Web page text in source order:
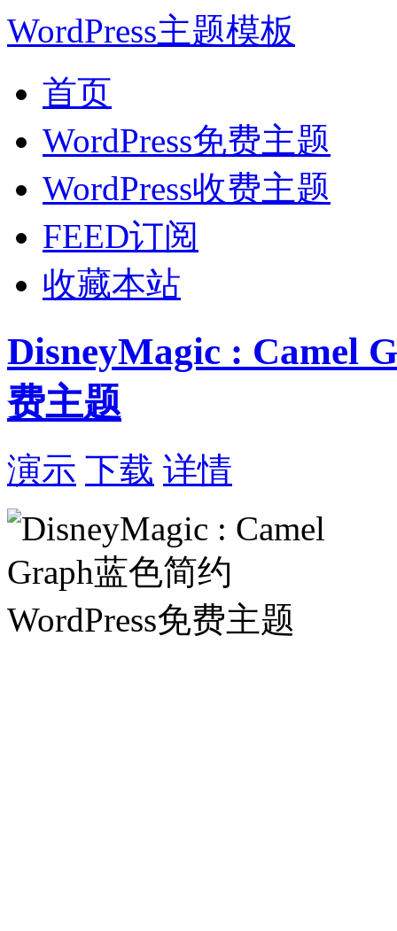
WordPress主题模板
首页
WordPress免费主题
WordPress收费主题
FEED订阅
收藏本站
DisneyMagic : Camel
费主题
演示 下载 详情